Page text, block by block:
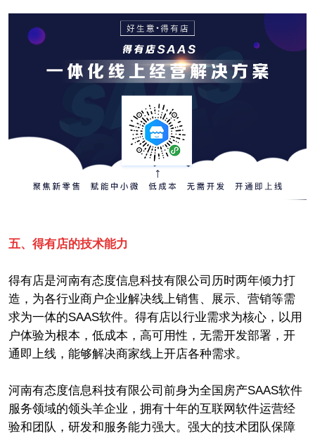
五、得有店的技术能力
得有店是河南有态度信息科技有限公司历时两年倾力打
造，为各行业商户企业解决线上销售、展示、营销等需
求为一体的SAAS软件。得有店以行业需求为核心，以用
户体验为根本，低成本，高可用性，无需开发部署，开
通即上线，能够解决商家线上开店各种需求。
河南有态度信息科技有限公司前身为全国房产SAAS软件
服务领域的领头羊企业，拥有十年的互联网软件运营经
验和团队，研发和服务能力强大。强大的技术团队保障